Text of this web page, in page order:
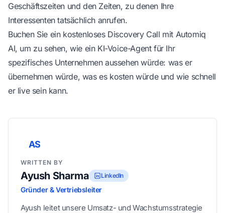
Geschäftszeiten und den Zeiten, zu denen Ihre
Interessenten tatsächlich anrufen.
Buchen Sie ein kostenloses Discovery Call mit Automiq
AI, um zu sehen, wie ein KI-Voice-Agent für Ihr
spezifisches Unternehmen aussehen würde: was er
übernehmen würde, was es kosten würde und wie schnell
er live sein kann.
AS
WRITTEN BY
Ayush Sharma LinkedIn
Gründer & Vertriebsleiter
Ayush leitet unsere Umsatz- und Wachstumsstrategie